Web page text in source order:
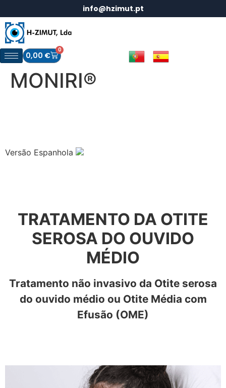
info@hzimut.pt
0,00 €
0
MONIRI®
Versão Espanhola
TRATAMENTO DA OTITE
SEROSA DO OUVIDO
MÉDIO
Tratamento não invasivo da Otite serosa
do ouvido médio ou Otite Média com
Efusão (OME)